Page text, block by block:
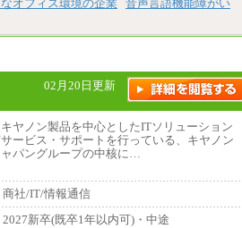
オフィス環境の企業
音声言語機能障がい
02月20日更新
ヤノン製品を中心としたITソリューション
ービス・サポートを行っている、キヤノン
パングループの中核に…
商社/IT/情報通信
2027新卒(既卒1年以内可)・中途